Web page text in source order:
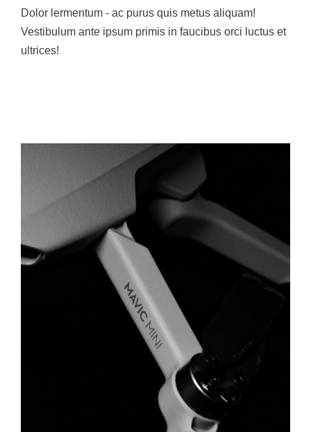
Dolor lermentum - ac purus quis metus aliquam!
Vestibulum ante ipsum primis in faucibus orci luctus et
ultrices!